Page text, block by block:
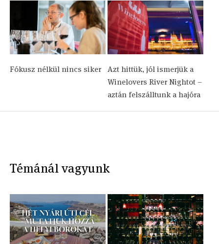
Fókusz nélkül nincs siker
Azt hittük, jól ismerjük a
Winelovers River Nightot –
aztán felszálltunk a hajóra
Témánál vagyunk